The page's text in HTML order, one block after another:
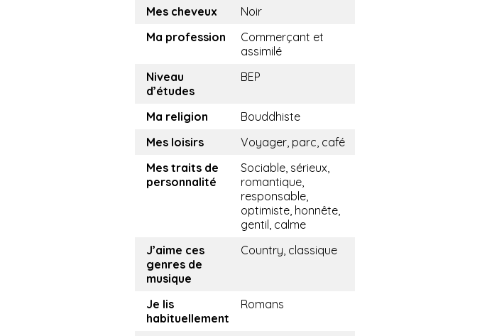
Mes cheveux
Noir
Ma profession
Commerçant et
assimilé
Niveau
d’études
BEP
Ma religion
Bouddhiste
Mes loisirs
Voyager, parc, café
Mes traits de
personnalité
Sociable, sérieux,
romantique,
responsable,
optimiste, honnête,
gentil, calme
J’aime ces
genres de
musique
Country, classique
Je lis
habituellement
Romans